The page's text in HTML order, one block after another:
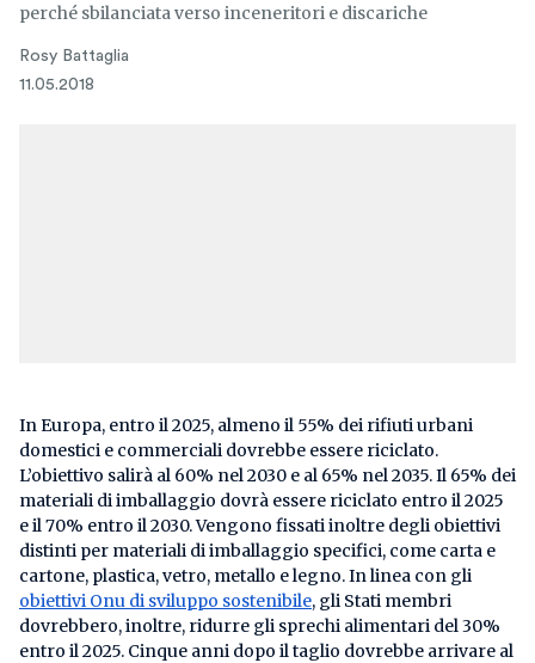
perché sbilanciata verso inceneritori e discariche
Rosy Battaglia
11.05.2018
In Europa, entro il 2025, almeno il 55% dei rifiuti urbani
domestici e commerciali dovrebbe essere riciclato.
L’obiettivo salirà al 60% nel 2030 e al 65% nel 2035. Il 65% dei
materiali di imballaggio dovrà essere riciclato entro il 2025
e il 70% entro il 2030. Vengono fissati inoltre degli obiettivi
distinti per materiali di imballaggio specifici, come carta e
cartone, plastica, vetro, metallo e legno. In linea con gli
obiettivi Onu di sviluppo sostenibile, gli Stati membri
dovrebbero, inoltre, ridurre gli sprechi alimentari del 30%
entro il 2025. Cinque anni dopo il taglio dovrebbe arrivare al